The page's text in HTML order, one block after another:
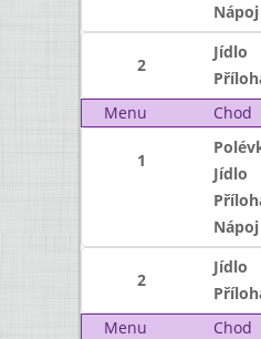
Nápoj
2
Jídlo
Menu
Chod
1
Jídlo
Nápoj
2
Jídlo
Menu
Chod